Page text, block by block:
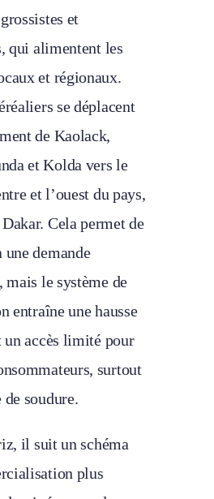
et
qui alimentent les
et régionaux.
se déplacent
de Kaolack,
et Kolda vers le
et l’ouest du pays,
Cela permet de
une demande
mais le système de
entraîne une hausse
un accès limité pour
surtout
de soudure.
il suit un schéma
plus